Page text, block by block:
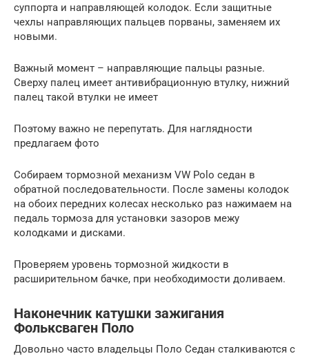
суппорта и направляющей колодок. Если защитные
чехлы направляющих пальцев порваны, заменяем их
новыми.
Важный момент – направляющие пальцы разные.
Сверху палец имеет антивибрационную втулку, нижний
палец такой втулки не имеет
Поэтому важно не перепутать. Для наглядности
предлагаем фото
Собираем тормозной механизм VW Polo седан в
обратной последовательности. После замены колодок
на обоих передних колесах несколько раз нажимаем на
педаль тормоза для установки зазоров межу
колодками и дисками.
Проверяем уровень тормозной жидкости в
расширительном бачке, при необходимости доливаем.
Наконечник катушки зажигания
Фольксваген Поло
Довольно часто владельцы Поло Седан сталкиваются с